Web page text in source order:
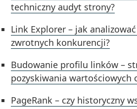
techniczny audyt strony?
Link Explorer – jak
zwrotnych konkurencji?
Budowanie profilu linków –
pozyskiwania wartościowych
PageRank – czy historyczny